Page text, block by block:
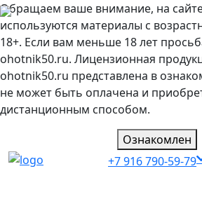
Обращаем ваше внимание, на
используются материалы с
18+. Если вам меньше 18 лет
ohotnik50.ru. Лицензионная
ohotnik50.ru представлена в
не может быть оплачена и
дистанционным способом.
Ознакомлен
+7 916 790-59-79